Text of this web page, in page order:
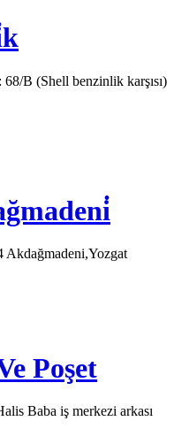
B (Shell benzinlik karşısı)
Akdağmadeni,Yozgat
Poşet
Baba iş merkezi arkası